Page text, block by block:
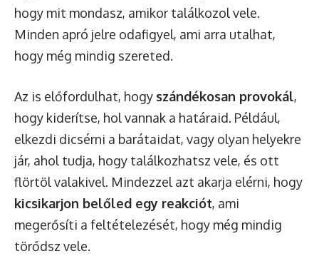
hogy mit mondasz, amikor találkozol vele.
Minden apró jelre odafigyel, ami arra utalhat,
hogy még mindig szereted.
Az is előfordulhat, hogy szándékosan provokál,
hogy kiderítse, hol vannak a határaid. Például,
elkezdi dicsérni a barátaidat, vagy olyan helyekre
jár, ahol tudja, hogy találkozhatsz vele, és ott
flörtöl valakivel. Mindezzel azt akarja elérni, hogy
kicsikarjon belőled egy reakciót, ami
megerősíti a feltételezését, hogy még mindig
törődsz vele.